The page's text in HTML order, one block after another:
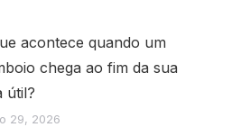
acontece quando um
chega ao fim da sua
útil?
29, 2026